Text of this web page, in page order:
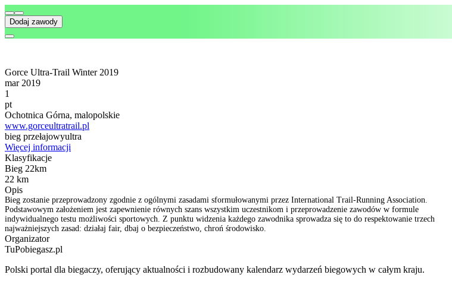
Dodaj zawody
Gorce Ultra-Trail Winter 2019
mar 2019
1
pt
Ochotnica Górna, malopolskie
www.gorceultratrail.pl
bieg przełajowyultra
Więcej informacji
Klasyfikacje
Bieg 22km
22 km
Opis
Bieg zostanie przeprowadzony zgodnie z ogólnymi zasadami sformułowanymi przez International Trail-Running Association.
Podstawowym założeniem jest zapewnienie równych szans wszystkim uczestnikom i przeprowadzenie zawodów w formule
indywidualnego testu możliwości sportowych. Z punktu widzenia każdego zawodnika sprowadza się to do respektowanie trzech
najważniejszych zasad: działaj fair, dbaj o bezpieczeństwo, chroń środowisko.
Organizator
TuPobiegasz.pl
Polski portal dla biegaczy, oferujący aktualności i rozbudowany kalendarz wydarzeń biegowych w całym kraju.